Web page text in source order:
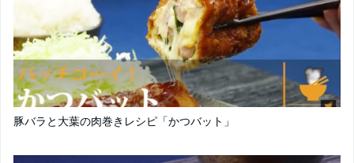
豚バラと大葉の肉巻きレシピ「かつバット」